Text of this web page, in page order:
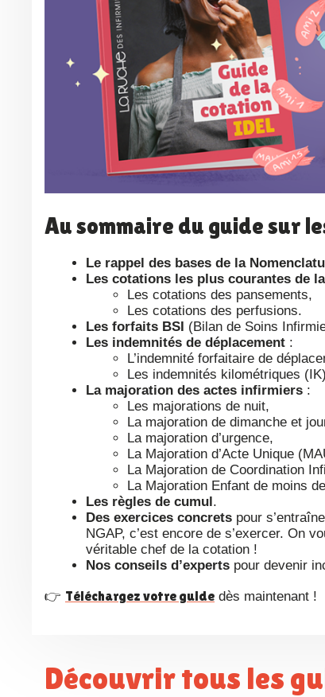
Au sommaire du guide sur
Le rappel des bases de la
Les cotations les plus courantes de
Les cotations des pansements,
Les cotations des perfusions.
Les forfaits BSI (Bilan de Soins
Les indemnités de déplacement :
L’indemnité forfaitaire de
Les indemnités kilométriques
La majoration des actes infirmiers :
Les majorations de nuit,
La majoration de dimanche et
La majoration d’urgence,
La Majoration d’Acte Unique
La Majoration de Coordination
La Majoration Enfant de moins
Les règles de cumul.
Des exercices concrets pour
NGAP, c’est encore de s’exercer. On
véritable chef de la cotation !
Nos conseils d’experts pour devenir
Téléchargez votre guide dès maintenant !
Découvrir tous les